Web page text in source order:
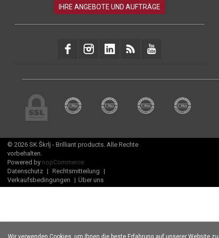
© 2026 SK Škrlj - Brilliant products. Alle Rechte
vorbehalten.
Powered by nopCommerce
Datenschutz | Rechtsmitteilung |
Verkaufsbedingungen | Über uns
Wir verwenden Cookies, um Ihnen die beste Erfahrung auf unserer Website zu